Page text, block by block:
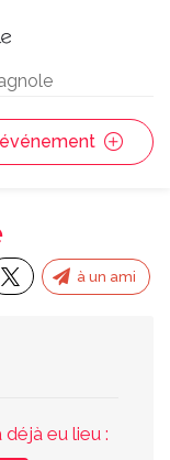
à un ami
eu lieu :